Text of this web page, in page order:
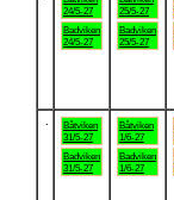
24/5-27
Badviken
24/5-27
25/5-27
Badviken
25/5-27
Båtviken
31/5-27
Badviken
31/5-27
Båtviken
1/6-27
Badviken
1/6-27